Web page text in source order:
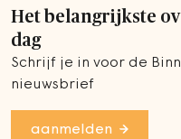
Het belangrijkste
dag
Schrijf je in voor de
nieuwsbrief
aanmelden